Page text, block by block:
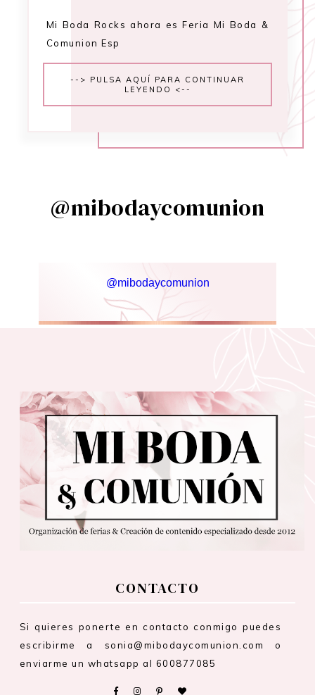
Mi Boda Rocks ahora es Feria Mi Boda &
Comunion Esp
--> PULSA AQUÍ PARA CONTINUAR
LEYENDO <--
@mibodaycomunion
@mibodaycomunion
CONTACTO
Si quieres ponerte en contacto conmigo puedes
escribirme a sonia@mibodaycomunion.com o
enviarme un whatsapp al 600877085